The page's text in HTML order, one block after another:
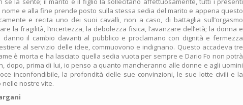
nome e alla fine prende posto sulla stessa sedia del marito e appena questo
e recita uno dei suoi cavalli, non a caso, di battaglia sull’orgasmo
la fragilità, l’incertezza, la debolezza fisica, l’avanzare dell’età; la donna e
danno il cambio davanti al pubblico e proclamano con dignità e fermezza
al servizio delle idee, commuovono e indignano. Questo accadeva tre
è morta e ha lasciato quella sedia vuota per sempre e Dario Fo non potrà
dopo, prima di lui, io penso a quanto mancheranno alle donne e agli uomini
inconfondibile, la profondità delle sue convinzioni, le sue lotte civili e la
nelle nostre vite.